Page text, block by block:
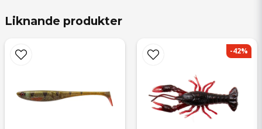
Liknande produkter
-42%